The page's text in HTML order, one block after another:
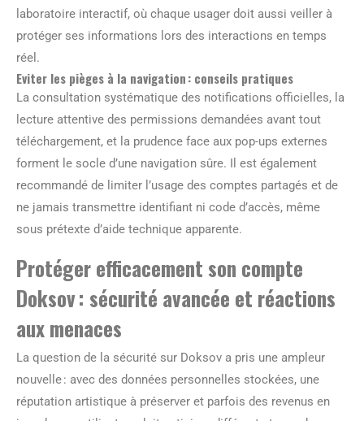
laboratoire interactif, où chaque usager doit aussi veiller à
protéger ses informations lors des interactions en temps
réel.
Eviter les pièges à la navigation : conseils pratiques
La consultation systématique des notifications officielles, la
lecture attentive des permissions demandées avant tout
téléchargement, et la prudence face aux pop-ups externes
forment le socle d’une navigation sûre. Il est également
recommandé de limiter l’usage des comptes partagés et de
ne jamais transmettre identifiant ni code d’accès, même
sous prétexte d’aide technique apparente.
Protéger efficacement son compte
Doksov : sécurité avancée et réactions
aux menaces
La question de la sécurité sur Doksov a pris une ampleur
nouvelle : avec des données personnelles stockées, une
réputation artistique à préserver et parfois des revenus en